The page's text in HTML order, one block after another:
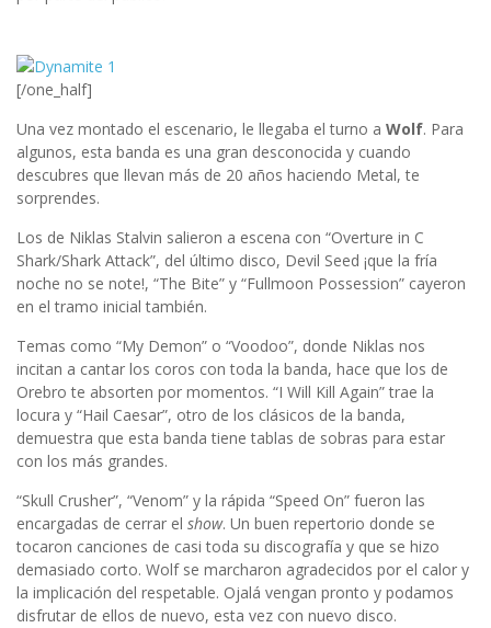
[/one_half]
Una vez montado el escenario, le llegaba el turno a Wolf. Para
algunos, esta banda es una gran desconocida y cuando
descubres que llevan más de 20 años haciendo Metal, te
sorprendes.
Los de Niklas Stalvin salieron a escena con “Overture in C
Shark/Shark Attack”, del último disco, Devil Seed ¡que la fría
noche no se note!, “The Bite” y “Fullmoon Possession” cayeron
en el tramo inicial también.
Temas como “My Demon” o “Voodoo”, donde Niklas nos
incitan a cantar los coros con toda la banda, hace que los de
Orebro te absorten por momentos. “I Will Kill Again” trae la
locura y “Hail Caesar”, otro de los clásicos de la banda,
demuestra que esta banda tiene tablas de sobras para estar
con los más grandes.
“Skull Crusher”, “Venom” y la rápida “Speed On” fueron las
encargadas de cerrar el show. Un buen repertorio donde se
tocaron canciones de casi toda su discografía y que se hizo
demasiado corto. Wolf se marcharon agradecidos por el calor y
la implicación del respetable. Ojalá vengan pronto y podamos
disfrutar de ellos de nuevo, esta vez con nuevo disco.